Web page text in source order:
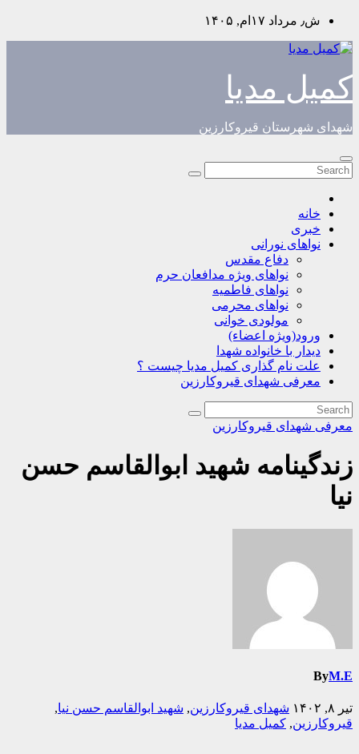
Skip
content
ش٫ مرداد ۱۷ام, ۱۴۰۵
کمیل مدیا
شهدای شهرستان قیروکارزین
خانه
خبری
نواهای نورانی
دفاع مقدس
نواهای ویژه مدافعان حرم
نواهای فاطمیه
نواهای محرمی
مولودی خوانی
ورود(ویژه اعضاء)
دیدار با خانواده شهدا
علت نام گذاری کمیل مدیا چیست ؟
معرفی شهدای قیروکارزین
معرفی شهدای قیروکارزین
زندگینامه شهید ابوالقاسم حسن
نیا
ByM.E
تیر ۸, ۱۴۰۲ شهدای قیروکارزین, شهید ابوالقاسم حسن نیا,
قیروکارزین, کمیل مدیا